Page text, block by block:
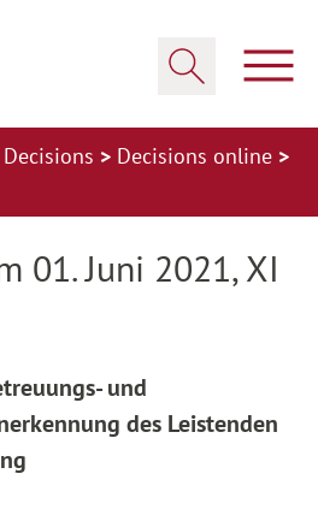
Decisions
Decisions online
01. Juni 2021, XI
und
des Leistenden